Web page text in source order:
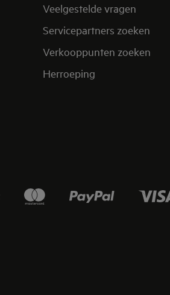
Veelgestelde vragen
Servicepartners zoeken
Verkooppunten zoeken
Herroeping